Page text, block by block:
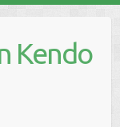
Kendo